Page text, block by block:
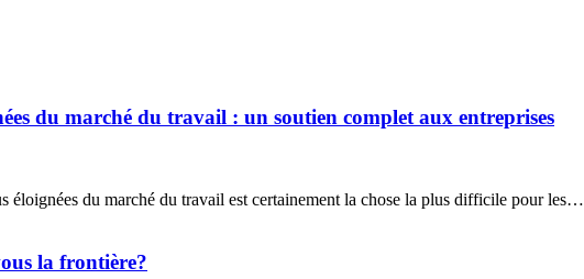
du marché du travail : un soutien complet aux entreprises
éloignées du marché du travail est certainement la chose la plus difficile pour les…
la frontière?